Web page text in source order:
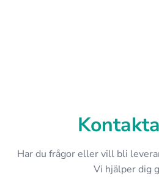
Har du frågor eller vill bli
Vi hjälper dig